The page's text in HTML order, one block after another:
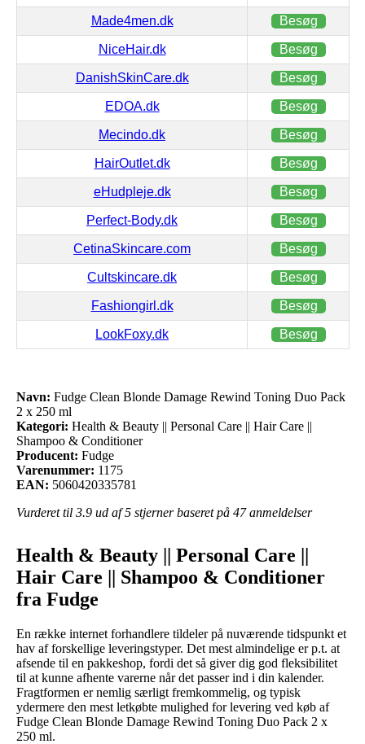
Made4men.dk Besøg
NiceHair.dk Besøg
DanishSkinCare.dk Besøg
EDOA.dk Besøg
Mecindo.dk Besøg
HairOutlet.dk Besøg
eHudpleje.dk Besøg
Perfect-Body.dk Besøg
CetinaSkincare.com Besøg
Cultskincare.dk Besøg
Fashiongirl.dk Besøg
LookFoxy.dk Besøg
Navn: Fudge Clean Blonde Damage Rewind Toning Duo Pack
2 x 250 ml
Kategori: Health & Beauty || Personal Care || Hair Care ||
Shampoo & Conditioner
Producent: Fudge
Varenummer: 1175
EAN: 5060420335781
Vurderet til 3.9 ud af 5 stjerner baseret på 47anmeldelser
Health & Beauty || Personal Care ||
Hair Care || Shampoo & Conditioner
fra Fudge
En række internet forhandlere tildeler på nuværende tidspunkt et
hav af forskellige leveringstyper. Det mest almindelige er p.t. at
afsende til en pakkeshop, fordi det så giver dig god fleksibilitet
til at kunne afhente varerne når det passer ind i din kalender.
Fragtformen er nemlig særligt fremkommelig, og typisk
ydermere den mest letkøbte mulighed for levering ved køb af
Fudge Clean Blonde Damage Rewind Toning Duo Pack 2 x
250 ml.